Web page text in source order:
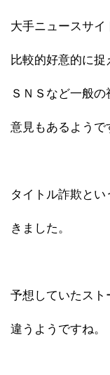
大手ニュースサ
比較的好意的に
ＳＮＳなど一般
意見もあるようで
タイトル詐欺と
きました。
予想していたス
違うようですね。